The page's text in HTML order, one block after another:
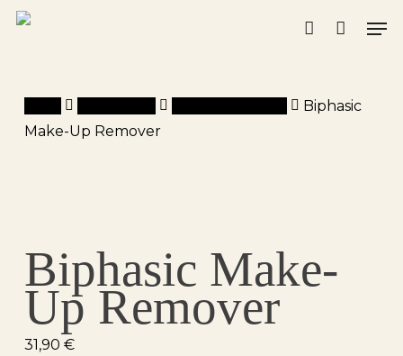
Skip
account
Biphasic
Make-Up Remover
Biphasic Make-
Up Remover
31,90 €